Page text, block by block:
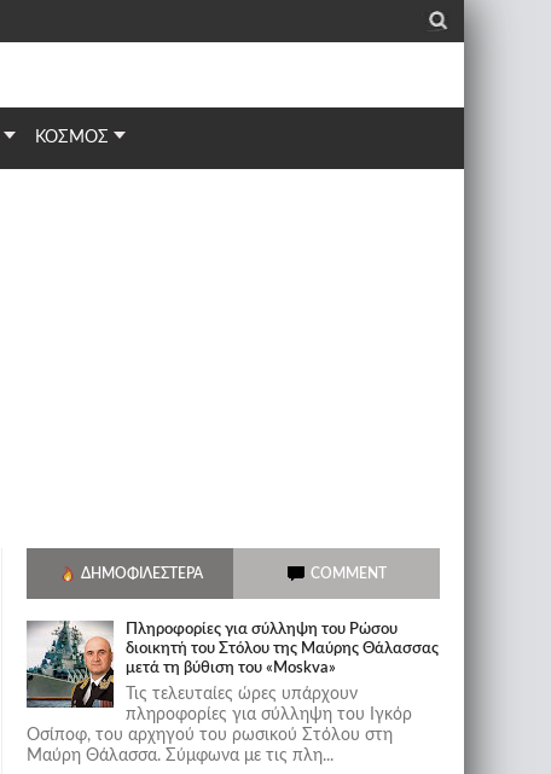
_
ΚΟΣΜΟΣ
ΔΗΜΟΦΙΛΈΣΤΕΡΑ COMMENT
Πληροφορίες για σύλληψη του Ρώσου
διοικητή του Στόλου της Mαύρης Θάλασσας
μετά τη βύθιση του «Moskva»
Τις τελευταίες ώρες υπάρχουν
πληροφορίες για σύλληψη του Ιγκόρ
Οσίποφ, του αρχηγού του ρωσικού Στόλου στη
Μαύρη Θάλασσα. Σύμφωνα με τις πλη...